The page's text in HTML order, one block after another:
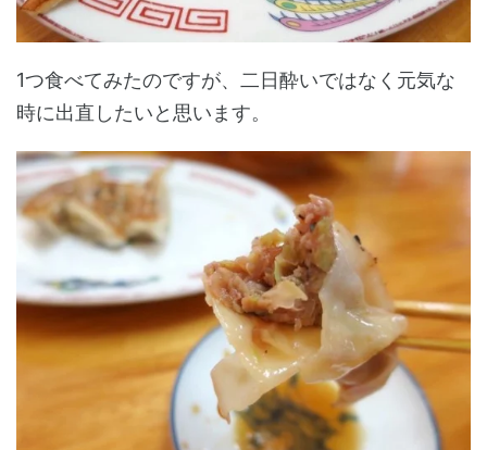
1つ食べてみたのですが、二日酔いではなく元気な
時に出直したいと思います。